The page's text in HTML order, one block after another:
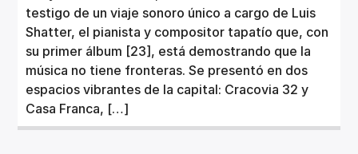
testigo de un viaje sonoro único a cargo de Luis
Shatter, el pianista y compositor tapatío que, con
su primer álbum [23], está demostrando que la
música no tiene fronteras. Se presentó en dos
espacios vibrantes de la capital: Cracovia 32 y
Casa Franca, […]